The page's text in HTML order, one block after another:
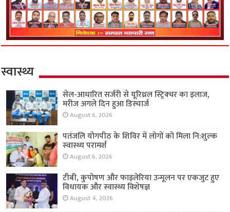
स्वास्थ्य
सेल-आधारित सर्जरी से यूरिथ्रल स्ट्रिक्चर का इलाज,
मरीज अगले दिन हुआ डिस्चार्ज
August 6, 2026
पतंजलि योगपीठ के शिविर में लोगों को मिला नि:शुल्क
स्वास्थ्य परामर्श
August 6, 2026
टीबी, कुपोषण और फाइलेरिया उन्मूलन पर एकजुट हुए
विधायक और स्वास्थ्य विशेषज्ञ
August 4, 2026